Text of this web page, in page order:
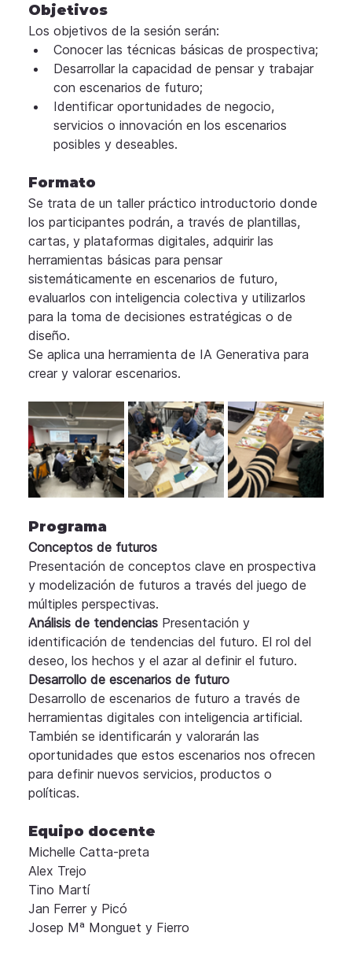
Objetivos
Los objetivos de la sesión serán:
Conocer las técnicas básicas de prospectiva;
Desarrollar la capacidad de pensar y trabajar
con escenarios de futuro;
Identificar oportunidades de negocio,
servicios o innovación en los escenarios
posibles y deseables.
Formato
Se trata de un taller práctico introductorio donde
los participantes podrán, a través de plantillas,
cartas, y plataformas digitales, adquirir las
herramientas básicas para pensar
sistemáticamente en escenarios de futuro,
evaluarlos con inteligencia colectiva y utilizarlos
para la toma de decisiones estratégicas o de
diseño.
Se aplica una herramienta de IA Generativa para
crear y valorar escenarios.
Programa
Conceptos de futuros
Presentación de conceptos clave en prospectiva
y modelización de futuros a través del juego de
múltiples perspectivas.
Análisis de tendencias Presentación y
identificación de tendencias del futuro. El rol del
deseo, los hechos y el azar al definir el futuro.
Desarrollo de escenarios de futuro
Desarrollo de escenarios de futuro a través de
herramientas digitales con inteligencia artificial.
También se identificarán y valorarán las
oportunidades que estos escenarios nos ofrecen
para definir nuevos servicios, productos o
políticas.
Equipo docente
Michelle Catta-preta
Alex Trejo
Tino Martí
Jan Ferrer y Picó
Josep Mª Monguet y Fierro